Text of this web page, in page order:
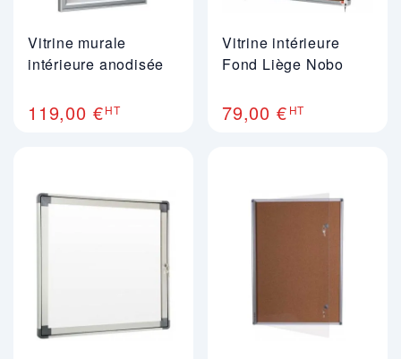
Vitrine murale
intérieure anodisée
119,00 €HT
Vitrine intérieure
Fond Liège Nobo
79,00 € HT